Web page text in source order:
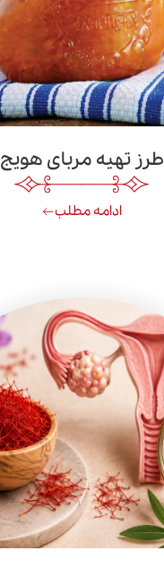
طرز تهیه مربای هویج
ادامه مطلب